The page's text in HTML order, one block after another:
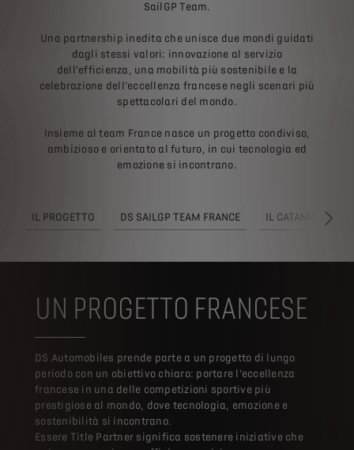
SailGP Team.
Una partnership inedita che unisce due mondi guidati
dagli stessi valori: innovazione al servizio
dell’efficienza, una mobilità più sostenibile e la
celebrazione dell’eccellenza francese negli scenari più
spettacolari del mondo.
Insieme al team France nasce un progetto condiviso,
ambizioso e orientato al futuro, in cui tecnologia ed
emozione si incontrano.
IL PROGETTO DS SAILGP TEAM FRANCE IL CATAMARANO
UN PROGETTO FRANCESE
DS Automobiles prende parte a un progetto di lungo
periodo con un obiettivo chiaro: portare l’eccellenza
francese in una delle competizioni sportive più
prestigiose al mondo, dove tecnologia, emozione e
sostenibilità si incontrano.
Essere Title Partner significa sostenere iniziative che